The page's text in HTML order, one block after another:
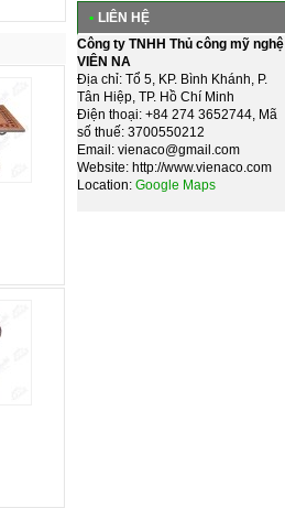
• LIÊN HỆ
Công ty TNHH Thủ công mỹ nghệ
VIÊN NA
Địa chỉ: Tổ 5, KP. Bình Khánh, P.
Tân Hiệp, TP. Hồ Chí Minh
Điện thoại: +84 274 3652744, Mã
số thuế: 3700550212
Email: vienaco@gmail.com
Website: http://www.vienaco.com
Location: Google Maps